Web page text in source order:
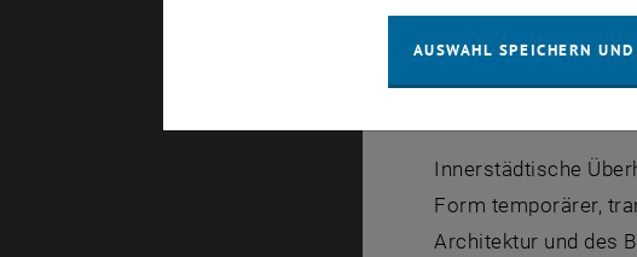
Innerstädtische
Form temporärer,
Architektur und des
AUSWAHL SPEICHERN